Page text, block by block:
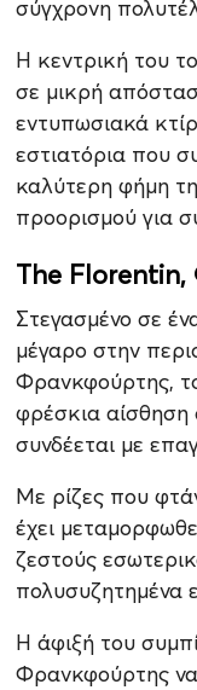
σύγχρονη
Η κεντρική του
σε μικρή
εντυπωσιακά
εστιατόρια που
καλύτερη φήμη
προορισμού για
The
Στεγασμένο σε
μέγαρο στην
Φρανκφούρτης,
φρέσκια αίσθηση
συνδέεται με
Με ρίζες που
έχει
ζεστούς
πολυσυζητημένα
Η άφιξή του
Φρανκφούρτης